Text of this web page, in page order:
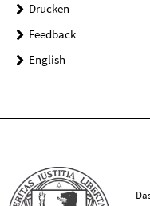
Drucken
Feedback
English